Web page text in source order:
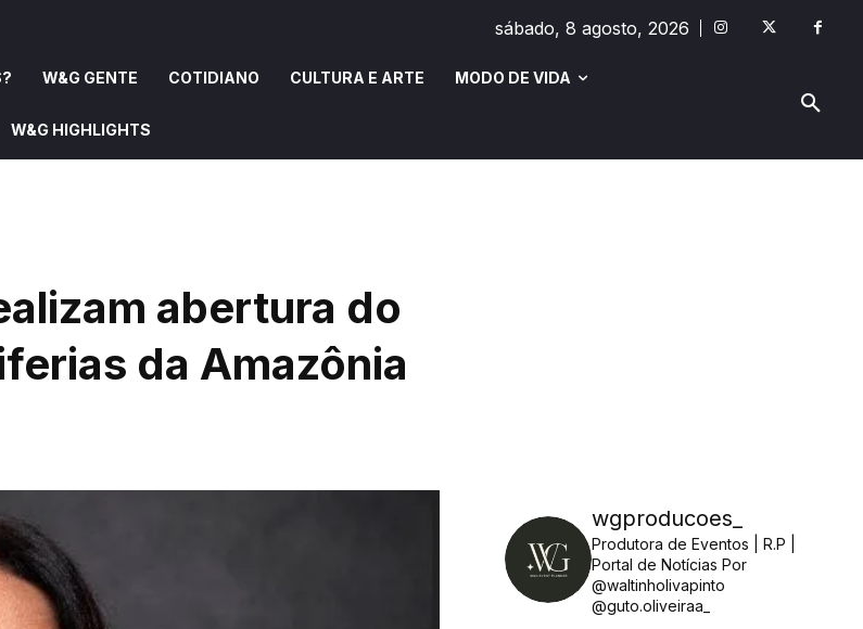
sábado, 8 agosto, 2026
W&G GENTE COTIDIANO CULTURA E ARTE MODO DE VIDA
W&G HIGHLIGHTS
abertura do
da Amazônia
wgproducoes_
Produtora de Eventos | R.P |
Portal de Notícias Por
@waltinholivapinto
@guto.oliveiraa_